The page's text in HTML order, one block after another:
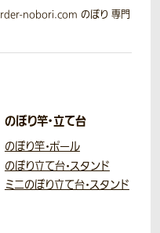
nobori.com のぼり 専門
のぼり竿・立て台
のぼり竿・ポール
のぼり立て台・スタンド
ミニのぼり立て台・スタンド